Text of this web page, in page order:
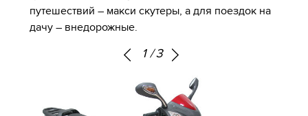
путешествий – макси скутеры, а для поездок на
дачу – внедорожные.
1/3